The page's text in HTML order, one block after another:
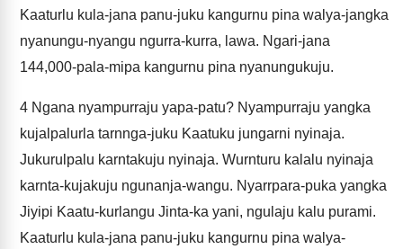
Kaaturlu kula-jana panu-juku kangurnu pina walya-jangka
nyanungu-nyangu ngurra-kurra, lawa. Ngari-jana
144,000-pala-mipa kangurnu pina nyanungukuju.
4 Ngana nyampurraju yapa-patu? Nyampurraju yangka
kujalpalurla tarnnga-juku Kaatuku jungarni nyinaja.
Jukurulpalu karntakuju nyinaja. Wurnturu kalalu nyinaja
karnta-kujakuju ngunanja-wangu. Nyarrpara-puka yangka
Jiyipi Kaatu-kurlangu Jinta-ka yani, ngulaju kalu purami.
Kaaturlu kula-jana panu-juku kangurnu pina walya-